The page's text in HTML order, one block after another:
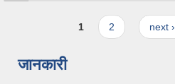
1 2 next ›
जानकारी